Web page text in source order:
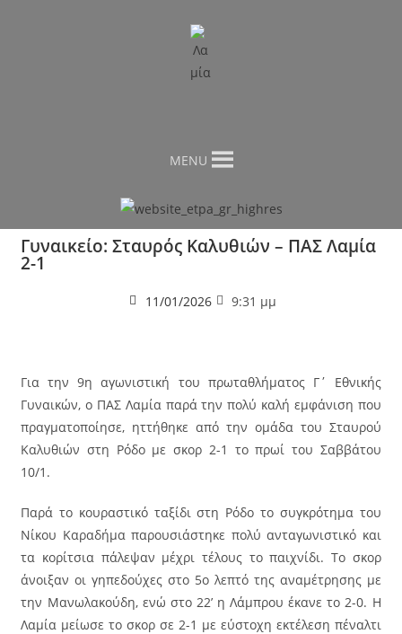
MENU
Γυναικείο: Σταυρός Καλυθιών – ΠΑΣ Λαμία
2-1
11/01/2026 9:31 μμ
Για την 9η αγωνιστική του πρωταθλήματος Γ΄ Εθνικής
Γυναικών, ο ΠΑΣ Λαμία παρά την πολύ καλή εμφάνιση που
πραγματοποίησε, ηττήθηκε από την ομάδα του Σταυρού
Καλυθιών στη Ρόδο με σκορ 2-1 το πρωί του Σαββάτου
10/1.
Παρά το κουραστικό ταξίδι στη Ρόδο το συγκρότημα του
Νίκου Καραδήμα παρουσιάστηκε πολύ ανταγωνιστικό και
τα κορίτσια πάλεψαν μέχρι τέλους το παιχνίδι. Το σκορ
άνοιξαν οι γηπεδούχες στο 5ο λεπτό της αναμέτρησης με
την Μανωλακούδη, ενώ στο 22’ η Λάμπρου έκανε το 2-0. Η
Λαμία μείωσε το σκορ σε 2-1 με εύστοχη εκτέλεση πέναλτι